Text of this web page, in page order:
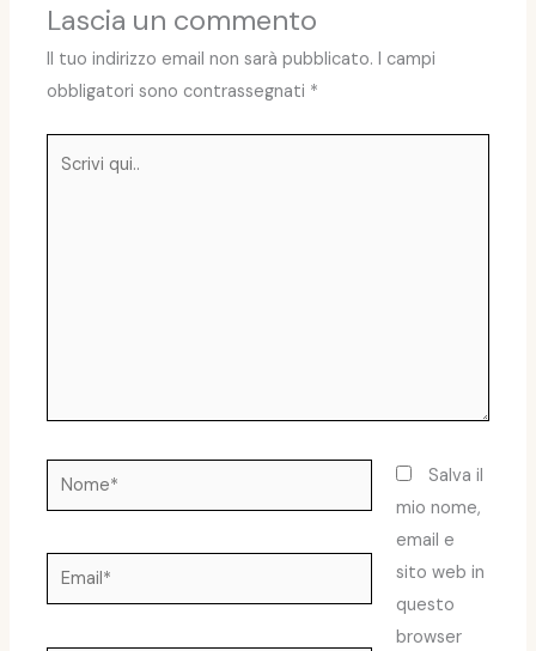
Lascia un commento
Il tuo indirizzo email non sarà pubblicato. I campi
obbligatori sono contrassegnati *
Nome*
Email*
Salva il
mio nome,
email e
sito web in
questo
browser